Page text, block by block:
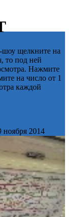
шоу щелкните на
то под ней
Нажмите
на число от 1
каждой
2014